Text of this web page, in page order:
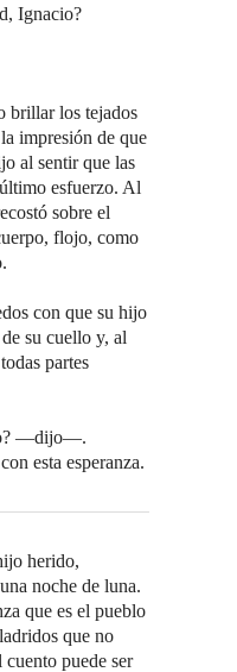
Ignacio?
brillar los tejados
impresión de que
al sentir que las
esfuerzo. Al
sobre el
flojo, como
con que su hijo
su cuello y, al
partes
—dijo—.
esta esperanza.
herido,
noche de luna.
que es el pueblo
que no
puede ser